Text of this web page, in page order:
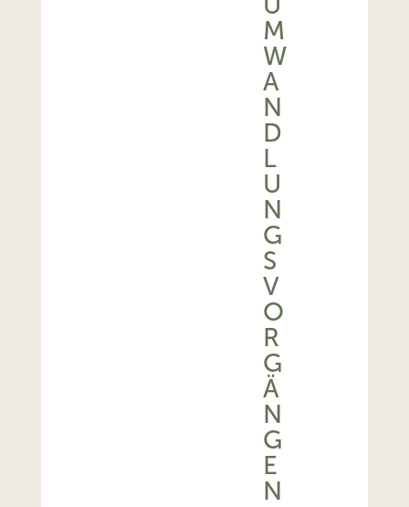
M
W
A
N
D
L
U
N
G
S
V
O
R
G
Ä
N
G
E
N